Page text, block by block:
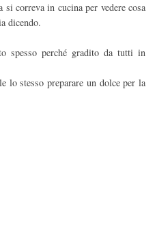
correva in cucina per vedere cosa
dicendo.
spesso perché gradito da tutti in
lo stesso preparare un dolce per la